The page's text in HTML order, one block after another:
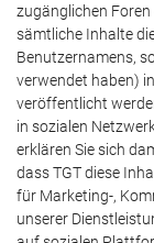
zugänglichen
sämtliche Inhalte
Benutzernamens,
verwendet haben)
veröffentlicht
in sozialen
erklären Sie sich
dass TGT diese
für Marketing-,
unserer